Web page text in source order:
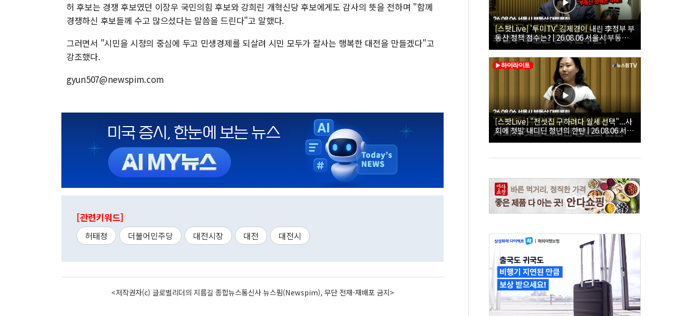
허 후보는 경쟁 후보였던 이장우 국민의힘 후보와 강희린 개혁신당 후보에게도 감사의 뜻을 전하며 "함께
경쟁하신 후보들께 수고 많으셨다는 말씀을 드린다"고 말했다.
그러면서 "시민을 시정의 중심에 두고 민생경제를 되살려 시민 모두가 잘사는 행복한 대전을 만들겠다"고
강조했다.
gyun507@newspim.com
[관련키워드]
허태정 더불어민주당 대전시장 대전 대전시
<저작권자(c) 글로벌리더의 지름길 종합뉴스통신사 뉴스핌(Newspim), 무단 전재-재배포 금지>
[스팟Live] '투미TV' 김제경이 내린 李정부 부
동산 정책 점수는? | 26.08.06 서울시 부동산
대토론회
[스팟Live] "전셋집 구하려다 월세 선택"...사
회에 첫발 내디딘 청년의 한탄 | 26.08.06 서울
시 부동산 대토론회